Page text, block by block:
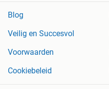
Blog
Veilig en Succesvol
Voorwaarden
Cookiebeleid